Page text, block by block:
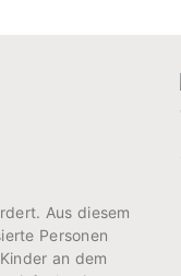
Aus diesem
Personen
an dem